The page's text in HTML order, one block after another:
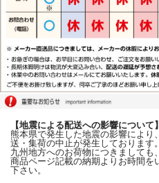
【地震による配送への影響について】
熊本県で発生した地震の影響によ
送・集荷の中止が発生しております。
九州地方へのお荷物につきましても
商品ページ記載の納期よりお時間
下さい。